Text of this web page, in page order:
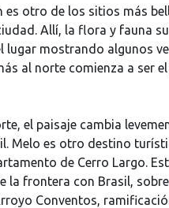
es otro de los sitios más
Allí, la flora y fauna
lugar mostrando algunos
al norte comienza a ser
el paisaje cambia
Melo es otro destino
de Cerro Largo.
la frontera con Brasil,
Conventos,